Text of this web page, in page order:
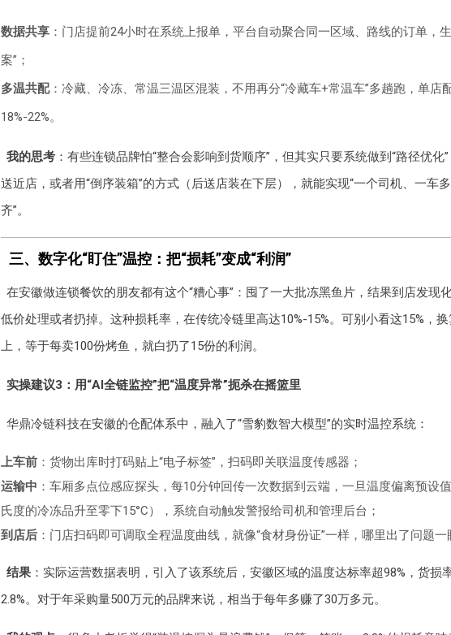
数据共享：门店提前24小时在系统上报单，平台自动聚合同一区域、路线的订单，
案”；
多温共配：冷藏、冷冻、常温三温区混装，不用再分“冷藏车+常温车”多趟跑，单店
18%-22%。
我的思考 ：有些连锁品牌怕“整合会影响到货顺序”，但其实只要系统做到“路径优化
送近店，或者用“倒序装箱”的方式（后送店装在下层），就能实现“一个司机、一车
齐”。
三、数字化“盯住”温控：把“损耗”变成“利润”
在安徽做连锁餐饮的朋友都有这个“糟心事”：囤了一大批冻黑鱼片，结果到店发现
低价处理或者扔掉。这种损耗率，在传统冷链里高达10%-15%。可别小看这15%，
上，等于每卖100份烤鱼，就白扔了15份的利润。
实操建议3：用“AI全链监控”把“温度异常”扼杀在摇篮里
华鼎冷链科技在安徽的仓配体系中，融入了“雪豹数智大模型”的实时温控系统：
上车前：货物出库时打码贴上“电子标签”，扫码即关联温度传感器；
运输中 ：车厢多点位感应探头，每10分钟回传一次数据到云端，一旦温度偏离预设
氏度的冷冻品升至零下15°C），系统自动触发警报给司机和管理后台；
到店后：门店扫码即可调取全程温度曲线，就像“食材身份证”一样，哪里出了问题一
结果 ：实际运营数据表明，引入了该系统后，安徽区域的温度达标率超98%，货损
2.8%。对于年采购量500万元的品牌来说，相当于每年多赚了30万多元。